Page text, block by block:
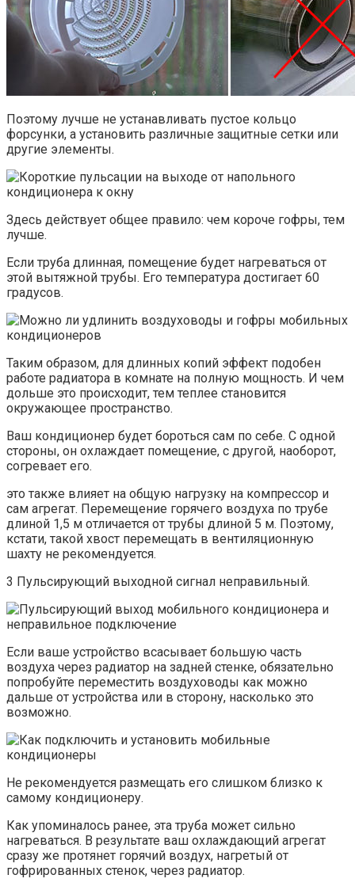
Поэтому лучше не устанавливать пустое кольцо
форсунки, а установить различные защитные сетки или
другие элементы.
Здесь действует общее правило: чем короче гофры, тем
лучше.
Если труба длинная, помещение будет нагреваться от
этой вытяжной трубы. Его температура достигает 60
градусов.
Таким образом, для длинных копий эффект подобен
работе радиатора в комнате на полную мощность. И чем
дольше это происходит, тем теплее становится
окружающее пространство.
Ваш кондиционер будет бороться сам по себе. С одной
стороны, он охлаждает помещение, с другой, наоборот,
согревает его.
это также влияет на общую нагрузку на компрессор и
сам агрегат. Перемещение горячего воздуха по трубе
длиной 1,5 м отличается от трубы длиной 5 м. Поэтому,
кстати, такой хвост перемещать в вентиляционную
шахту не рекомендуется.
3 Пульсирующий выходной сигнал неправильный.
Если ваше устройство всасывает большую часть
воздуха через радиатор на задней стенке, обязательно
попробуйте переместить воздуховоды как можно
дальше от устройства или в сторону, насколько это
возможно.
Не рекомендуется размещать его слишком близко к
самому кондиционеру.
Как упоминалось ранее, эта труба может сильно
нагреваться. В результате ваш охлаждающий агрегат
сразу же протянет горячий воздух, нагретый от
гофрированных стенок, через радиатор.